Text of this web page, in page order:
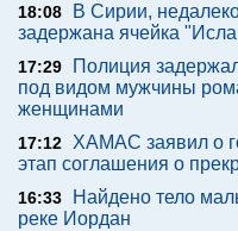
18:08
В Сирии,
задержана ячейка
17:29
Полиция
под видом мужчины
женщинами
17:12 ХАМАС заявил о
этап соглашения о
16:33
Найдено тело
реке Иордан